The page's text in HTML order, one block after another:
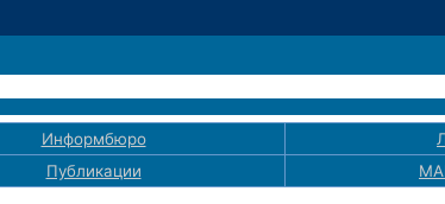
Информбюро
Публикации